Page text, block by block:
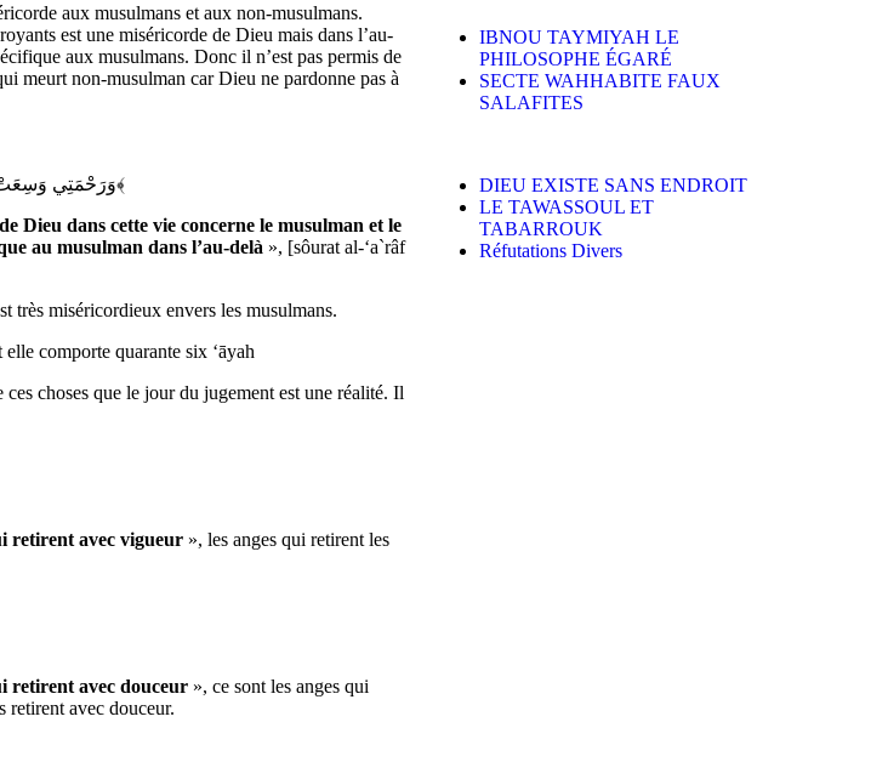
aux musulmans et aux non-musulmans.
est une miséricorde de Dieu mais dans l’au-
aux musulmans. Donc il n’est pas permis de
meurt non-musulman car Dieu ne pardonne pas à
﴿وَرَحْمَتِي وَسِعَتْ كُلَّ شَيْءٍ فَسَأَكْتُبُهَا لِلَّذِينَ يَتَّقُونَ﴾
Dieu dans cette vie concerne le musulman et le
au musulman dans l’au-delà », [sôurat al-‘a`râf
très miséricordieux envers les musulmans.
comporte quarante six ‘āyah
choses que le jour du jugement est une réalité. Il
retirent avec vigueur », les anges qui retirent les
retirent avec douceur », ce sont les anges qui
retirent avec douceur.
IBNOU TAYMIYAH LE
PHILOSOPHE ÉGARÉ
SECTE WAHHABITE FAUX
SALAFITES
DIEU EXISTE SANS ENDROIT
LE TAWASSOUL ET
TABARROUK
Réfutations Divers